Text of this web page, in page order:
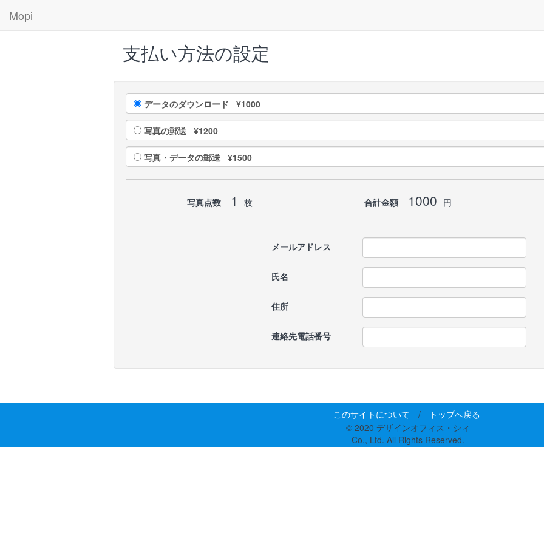
Mopi
支払い方法の設定
データのダウンロード ¥1000
写真の郵送 ¥1200
写真・データの郵送 ¥1500
写真点数 1 枚 合計金額 1000 円
メールアドレス
氏名
住所
連絡先電話番号
このサイトについて /
トップへ戻る
© 2020 デザインオフィス・シィ
Co., Ltd. All Rights Reserved.